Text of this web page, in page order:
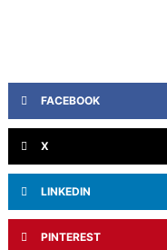
FACEBOOK
X
LINKEDIN
PINTEREST